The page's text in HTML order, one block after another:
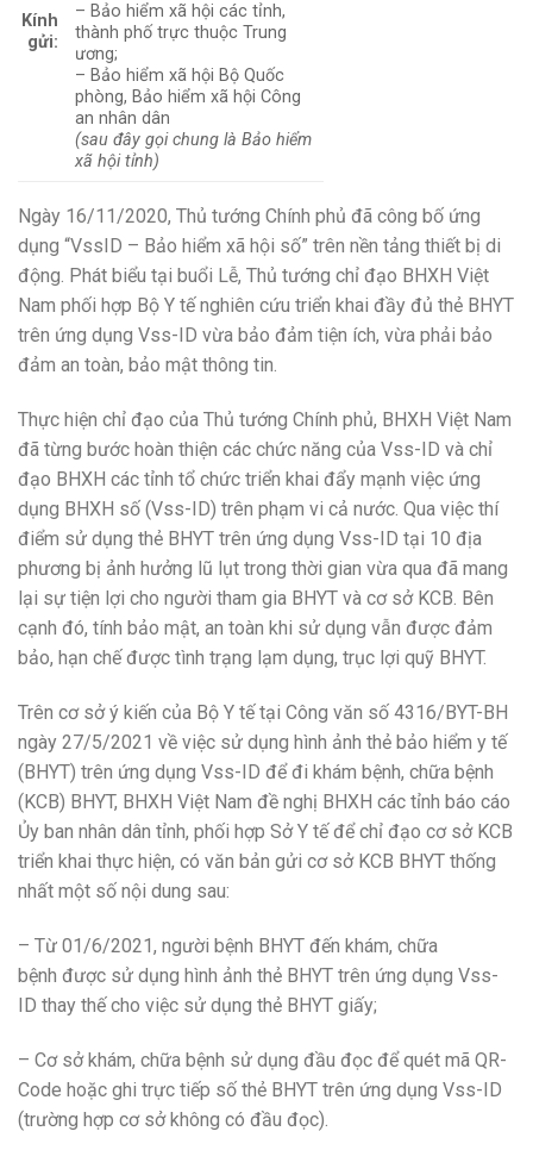
Kính
gửi:
– Bảo hiểm xã hội các tỉnh,
thành phố trực thuộc Trung
ương;
– Bảo hiểm xã hội Bộ Quốc
phòng, Bảo hiểm xã hội Công
an nhân dân
(sau đây gọi chung là Bảo hiểm
xã hội tỉnh)
Ngày 16/11/2020, Thủ tướng Chính phủ đã công bố ứng
dụng “VssID – Bảo hiểm xã hội số” trên nền tảng thiết bị di
động. Phát biểu tại buổi Lễ, Thủ tướng chỉ đạo BHXH Việt
Nam phối hợp Bộ Y tế nghiên cứu triển khai đầy đủ thẻ BHYT
trên ứng dụng Vss-ID vừa bảo đảm tiện ích, vừa phải bảo
đảm an toàn, bảo mật thông tin.
Thực hiện chỉ đạo của Thủ tướng Chính phủ, BHXH Việt Nam
đã từng bước hoàn thiện các chức năng của Vss-ID và chỉ
đạo BHXH các tỉnh tổ chức triển khai đẩy mạnh việc ứng
dụng BHXH số (Vss-ID) trên phạm vi cả nước. Qua việc thí
điểm sử dụng thẻ BHYT trên ứng dụng Vss- D tại 10 địa
phương bị ảnh hưởng l ũ lụt trong thời gian vừa qua đã mang
lại sự tiện lợi cho người tham gia BHYT và cơ sở KCB. Bên
cạnh đó, tính bảo mật, an toàn khi sử dụng vẫn được đảm
bảo, hạn chế được tình trạng lạm dụng, trục lợi quỹ BHYT.
Trên cơ sở ý kiến của Bộ Y tếtại Công văn số 4316/BYT-BH
ngày 27/5/2021 về việc sử dụng hình ảnh thẻ bảo hiểm y tế
(BHYT) trên ứng dụng Vss-ID đểđi khám bệnh, chữa bệnh
(KCB) BHYT, BHXH Việt Nam đề nghị BHXH các tỉnh báo cáo
Ủy ban nhân dân tỉnh, phối hợp SởY tế để chỉ đạo cơ sở KCB
triển khai thực hiện, có văn bản gửi cơ sở KCB BHYT thống
nhất một số nội dung sau:
– Từ 01/6/2021, người bệnh BHYT đến khám, chữa
bệnh được sử dụng hình ảnh thẻ BHYT trên ứng dụng Vss-
ID thay thế cho việc sử dụng thẻ BHYT giấy;
– Cơ sởkhám, chữa bệnh sử dụng đầu đọc đểquét mã QR-
Code hoặc ghi trực tiếp số thẻ BHYT trên ứng dụng Vss-ID
(trường hợp cơ sởkhông có đầu đọc).